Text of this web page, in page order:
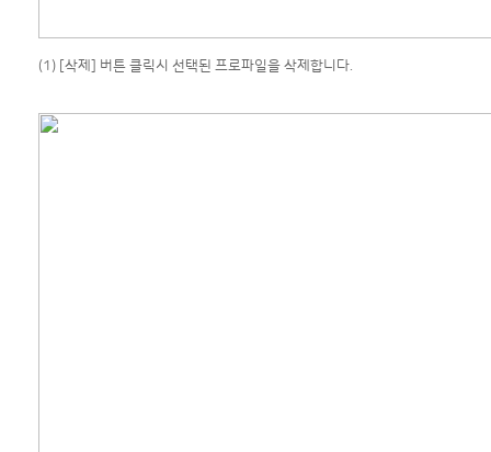
(1) [삭제] 버튼 클릭시 선택된 프로파일을 삭제합니다.